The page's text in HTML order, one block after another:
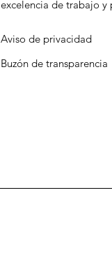
excelencia de trabajo y
Aviso de privacidad
Buzón de transparencia